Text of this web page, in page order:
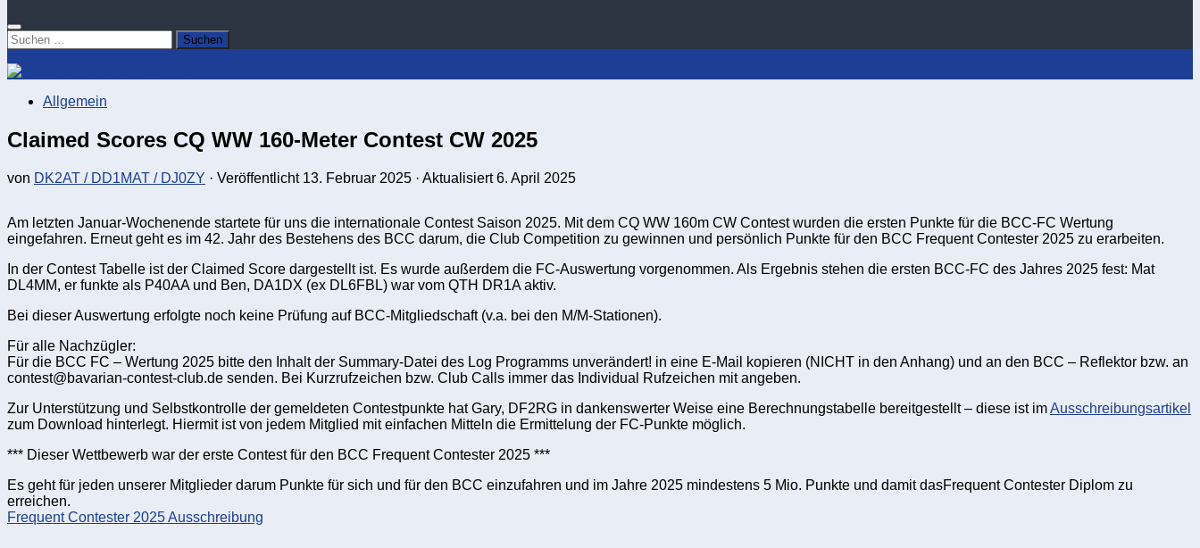
Suchen
nach:
Allgemein
Claimed Scores CQ WW 160-Meter Contest CW 2025
von DK2AT / DD1MAT / DJ0ZY · Veröffentlicht 13. Februar 2025 · Aktualisiert6. April 2025
Am letzten Januar-Wochenende startete für uns die internationale Contest Saison 2025. Mit dem CQ WW 160m CW Contest wurden die ersten Punkte für die BCC-FC Wertung
eingefahren. Erneut geht es im 42. Jahr des Bestehens des BCC darum, die Club Competition zu gewinnen und persönlich Punkte für den BCC Frequent Contester 2025 zu erarbeiten.
In der Contest Tabelle ist der Claimed Score dargestellt ist. Es wurde außerdem die FC-Auswertung vorgenommen. Als Ergebnis stehen die ersten BCC-FC des Jahres 2025 fest: Mat
DL4MM, er funkte als P40AA und Ben, DA1DX (ex DL6FBL) war vom QTH DR1A aktiv.
Bei dieser Auswertung erfolgte noch keine Prüfung auf BCC-Mitgliedschaft (v.a. bei den M/M-Stationen).
Für alle Nachzügler:
Für die BCC FC – Wertung 2025 bitte den Inhalt der Summary-Datei des Log Programms unverändert! in eine E-Mail kopieren (NICHT in den Anhang) und an den BCC – Reflektor bzw. an
contest@bavarian-contest-club.de senden. Bei Kurzrufzeichen bzw. Club Calls immer das Individual Rufzeichen mit angeben.
Zur Unterstützung und Selbstkontrolle der gemeldeten Contestpunkte hat Gary, DF2RG in dankenswerter Weise eine Berechnungstabelle bereitgestellt – diese ist imAusschreibungsartikel
zum Download hinterlegt. Hiermit ist von jedem Mitglied mit einfachen Mitteln die Ermittelung der FC-Punkte möglich.
*** Dieser Wettbewerb war der erste Contest für den BCC Frequent Contester 2025 ***
Es geht für jeden unserer Mitglieder darum Punkte für sich und für den BCC einzufahren und im Jahre 2025 mindestens 5 Mio. Punkte und damit dasFrequent Contester Diplom zu
erreichen.
Frequent Contester 2025 Ausschreibung